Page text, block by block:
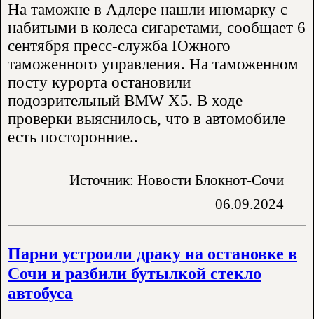
На таможне в Адлере нашли иномарку с
набитыми в колеса сигаретами, сообщает 6
сентября пресс-служба Южного
таможенного управления. На таможенном
посту курорта остановили
подозрительный BMW X5. В ходе
проверки выяснилось, что в автомобиле
есть посторонние..
Источник: Новости Блокнот-Сочи
06.09.2024
Парни устроили драку на остановке в
Сочи и разбили бутылкой стекло
автобуса